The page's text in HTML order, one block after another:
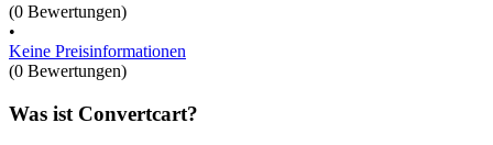
(0 Bewertungen)
•
Keine Preisinformationen
(0 Bewertungen)
Was ist Convertcart?